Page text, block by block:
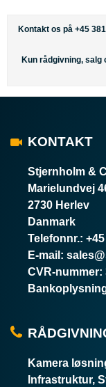
Kontakt os på +45
Kun rådgivning, salg
KONTAKT
Stjernholm &
Marielundvej
2730 Herlev
Danmark
Telefonnr.:
E-mail :
CVR-nummer:
Kamera
Infrastruktur,